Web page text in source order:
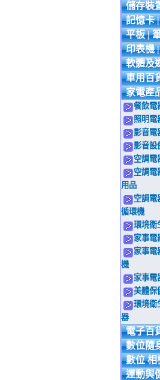
儲存裝
記憶卡
平板 |
印表機
軟體及
車用百
家電產
餐飲電
照明電
影音電
影音設
空調電
空調電
用品
空調電
循環機
環境衛
家事電
家事電
機
家事電
美體保
環境衛
器
電子百
數位隨
數位 相
運動與